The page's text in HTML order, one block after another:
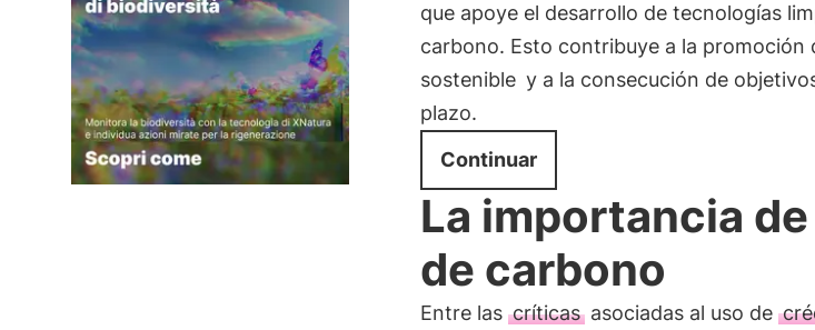
que apoye el desarrollo de tecnologías
carbono. Esto contribuye a la promoción
sostenible y a la consecución de
plazo.
Continuar
La importancia
de carbono
Entre las críticasasociadas al uso de